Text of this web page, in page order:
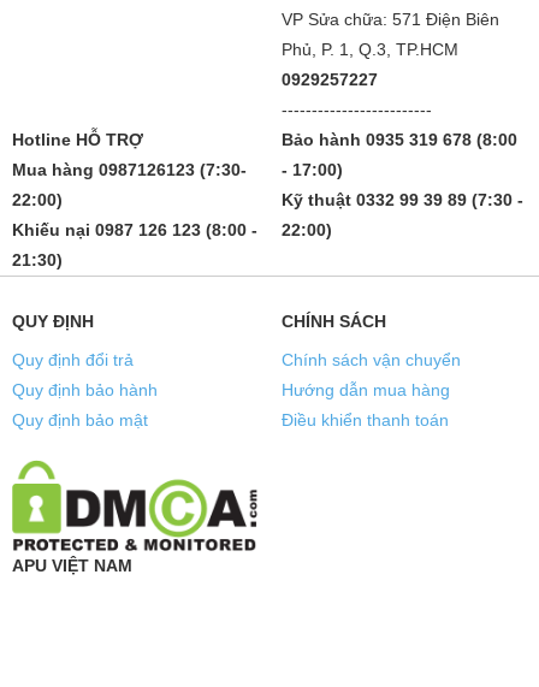
VP Sửa chữa: 571 Điện Biên
Phủ, P. 1, Q.3, TP.HCM
0929257227
-------------------------
Hotline HỖ TRỢ
Mua hàng 0987126123 (7:30-
22:00)
Khiếu nại 0987 126 123 (8:00 -
21:30)
Bảo hành 0935 319 678 (8:00
- 17:00)
Kỹ thuật 0332 99 39 89 (7:30 -
22:00)
QUY ĐỊNH
Quy định đổi trả
Quy định bảo hành
Quy định bảo mật
CHÍNH SÁCH
Chính sách vận chuyển
Hướng dẫn mua hàng
Điều khiển thanh toán
APU VIỆT NAM